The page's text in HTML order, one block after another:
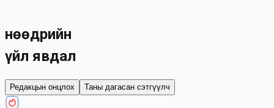
Өнөөдрийн
үйл явдал
Редакцын онцлох Таны дагасан сэтгүүлч